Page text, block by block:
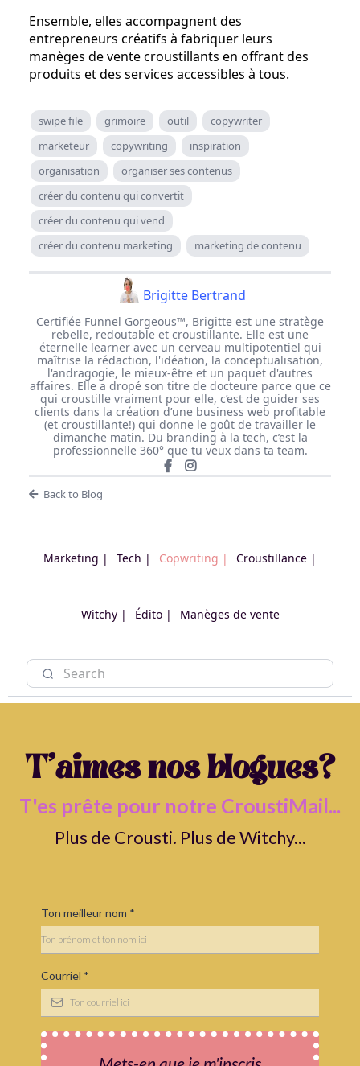
Ensemble, elles accompagnent des
entrepreneurs créatifs à fabriquer leurs
manèges de vente croustillants en offrant des
produits et des services accessibles à tous.
swipe file grimoire outil
copywriter
marketeur
copywriting
inspiration
organisation
organiser ses contenus
créer du contenu qui convertit
créer du contenu qui vend
créer du contenu marketing
marketing de contenu
Brigitte Bertrand
Certifiée Funnel Gorgeous™, Brigitte est une stratège
rebelle, redoutable et croustillante. Elle est une
éternelle learner avec un cerveau multipotentiel qui
maîtrise la rédaction, l'idéation, la conceptualisation,
l'andragogie, le mieux-être et un paquet d'autres
affaires. Elle a dropé son titre de docteure parce que ce
qui croustille vraiment pour elle, c’est de guider ses
clients dans la création d’une business web profitable
(et croustillante!) qui donne le goût de travailler le
dimanche matin. Du branding à la tech, c’est la
professionnelle 360° que tu veux dans ta team.
Back to Blog
Marketing | Tech | Copwriting | Croustillance |
Witchy | Édito | Manèges de vente
T'aimes nos blogues?
T'es prête pour notre CroustiMail...
Plus de Crousti. Plus de Witchy...
Ton meilleur nom *
Courriel *